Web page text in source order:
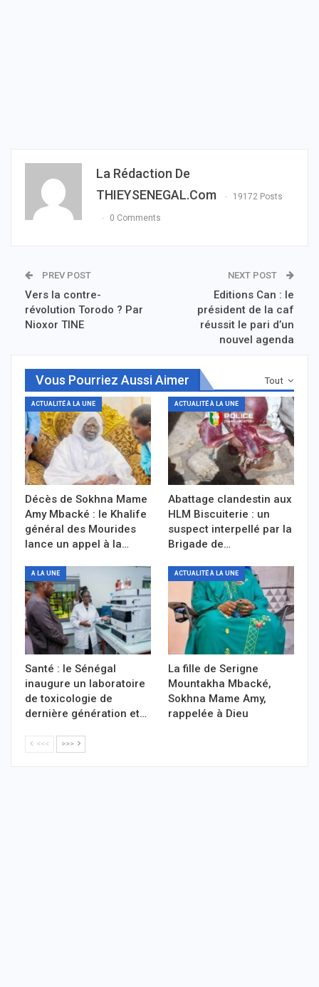
La Rédaction De
THIEYSENEGAL.com
19172 Posts
0 Comments
PREV POST
Vers la contre-
révolution Torodo ? Par
Nioxor TINE
NEXT POST
Editions Can : le
président de la caf
réussit le pari d’un
nouvel agenda
Tout
Vous Pourriez Aussi Aimer
ACTUALITÉ À LA UNE
Décès de Sokhna Mame
Amy Mbacké : le Khalife
général des Mourides
lance un appel à la…
ACTUALITÉ À LA UNE
Abattage clandestin aux
HLM Biscuiterie : un
suspect interpellé par la
Brigade de…
A LA UNE
Santé : le Sénégal
inaugure un laboratoire
de toxicologie de
dernière génération et…
ACTUALITÉ À LA UNE
La fille de Serigne
Mountakha Mbacké,
Sokhna Mame Amy,
rappelée à Dieu
<<< >>>